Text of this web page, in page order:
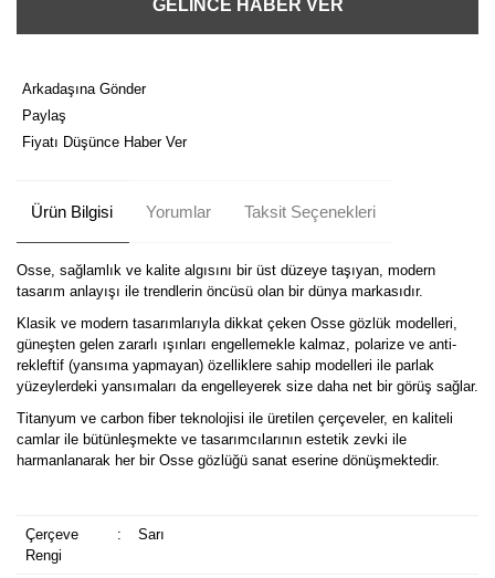
GELİNCE HABER VER
Arkadaşına Gönder
Paylaş
Fiyatı Düşünce Haber Ver
Ürün Bilgisi Yorumlar Taksit Seçenekleri
Osse, sağlamlık ve kalite algısını bir üst düzeye taşıyan, modern
tasarım anlayışı ile trendlerin öncüsü olan bir dünya markasıdır.
Klasik ve modern tasarımlarıyla dikkat çeken Osse gözlük modelleri,
güneşten gelen zararlı ışınları engellemekle kalmaz, polarize ve anti-
rekleftif (yansıma yapmayan) özelliklere sahip modelleri ile parlak
yüzeylerdeki yansımaları da engelleyerek size daha net bir görüş sağlar.
Titanyum ve carbon fiber teknolojisi ile üretilen çerçeveler, en kaliteli
camlar ile bütünleşmekte ve tasarımcılarının estetik zevki ile
harmanlanarak her bir Osse gözlüğü sanat eserine dönüşmektedir.
Çerçeve
Rengi
: Sarı